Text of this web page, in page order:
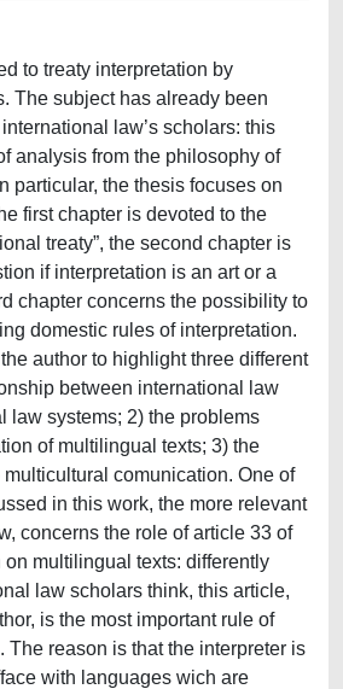
to treaty interpretation by
The subject has already been
law’s scholars: this
analysis from the philosophy of
particular, the thesis focuses on
first chapter is devoted to the
treaty”, the second chapter is
if interpretation is an art or a
chapter concerns the possibility to
domestic rules of interpretation.
author to highlight three different
between international law
law systems; 2) the problems
of multilingual texts; 3) the
comunication. One of
in this work, the more relevant
concerns the role of article 33 of
multilingual texts: differently
law scholars think, this article,
is the most important rule of
The reason is that the interpreter is
with languages wich are